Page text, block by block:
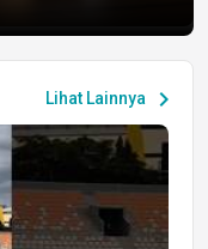
Lihat Lainnya chevron_right